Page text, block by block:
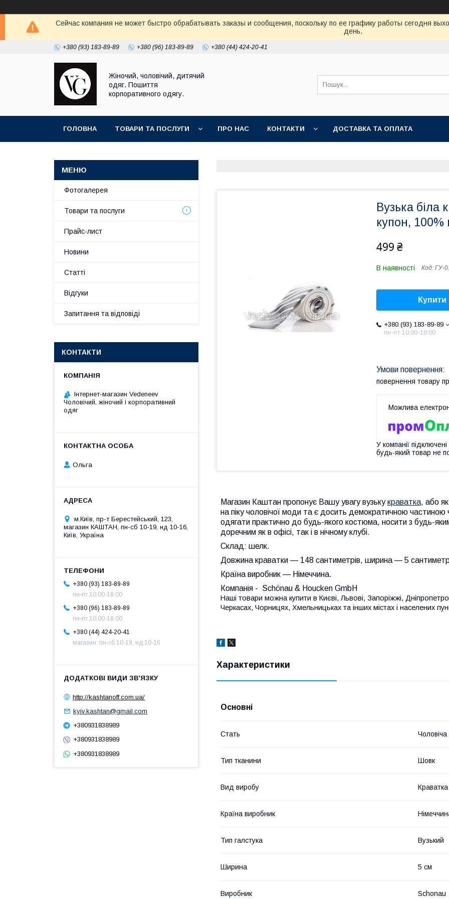
Сейчас компания не может быстро обрабатывать заказы и сообщения, поскольку по ее графику работы сегодня
день.
+380 (93) 183-89-89 +380 (96) 183-89-89 +380 (44) 424-20-41
Жіночий, чоловічий, дитячий
одяг. Пошиття
корпоративного одягу.
ГОЛОВНА ТОВАРИ ТА ПОСЛУГИ ПРО НАС КОНТАКТИ ДОСТАВКА ТА ОПЛАТА
Вузька біла
купон, 100%
499 ₴
В наявності Код: ГУ-
Купити
+380 (93) 183-89-89
пн-пт 10:00-18:00
повернення товару
У компанії
будь-який товар не
Магазин Каштан пропонує Вашу увагу вузькукраватка, або
на піку чоловічої моди та є досить демократичною частиною
одягати практично до будь-якого костюма, носити з будь-
доречним як в офісі, так і в нічному клубі.
Склад: шелк.
Довжина краватки — 148 сантиметрів, ширина — 5
Країна виробник — Німеччина.
Компанія - Schönau & Houcken GmbH
Наші товари можна купити в Києві, Львові, Запоріжжі,
Черкасах, Чорницях, Хмельницьках та інших містах і населених
Характеристики
Основні
Стать Чоловіча
Тип тканини Шовк
Вид виробу Краватка
Країна виробник
Тип галстука Вузький
Ширина 5 см
Виробник Schonau
Фотогалерея
Товари та послуги
Прайс-лист
Новини
Статті
Відгуки
Запитання та відповіді
КОНТАКТИ
Інтернет-магазин Vedeneev
Чоловічий, жіночий і корпоративний
одяг
Ольга
м.Київ, пр-т Берестейський, 123,
магазин КАШТАН, пн-сб 10-19, нд 10-16,
Київ, Україна
+380 (93) 183-89-89
пн-пт 10:00-18:00
+380 (96) 183-89-89
пн-пт 10:00-18:00
+380 (44) 424-20-41
магазин: пн-сб 10-19, нд 10-16
http://kashtanoff.com.ua/
kyiv.kashtan@gmail.com
+380931838989
+380931838989
+380931838989